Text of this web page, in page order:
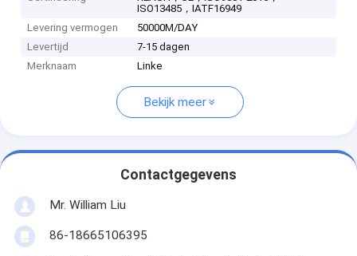
ISO13485，IATF16949
Levering vermogen
50000M/DAY
Levertijd
7-15 dagen
Merknaam
Linke
Bekijk meer
Contactgegevens
Mr. William Liu
86-18665106395